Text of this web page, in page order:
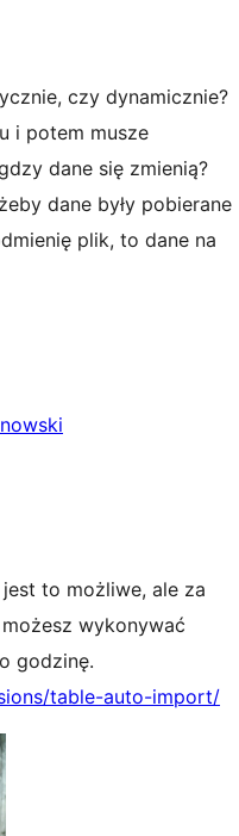
czy dynamicznie?
i potem musze
dane się zmienią?
dane były pobierane
plik, to dane na
to możliwe, ale za
wykonywać
godzinę.
table-auto-import/